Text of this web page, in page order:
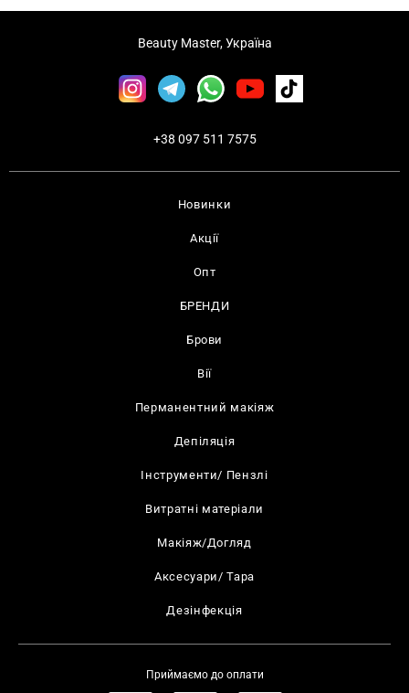
Новинки
Акції
Опт
БРЕНДИ
Брови
Вії
Перманентний макіяж
Депіляція
Інструменти/ Пензлі
Витратні матеріали
Макіяж/Догляд
Аксесуари/ Тара
Дезінфекція
Beauty Master, Україна
+38 097 511 7575
Приймаємо до оплати